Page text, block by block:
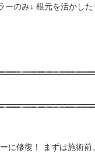
ーのみ↓ 根元を活かし
に修復！ まずは施術